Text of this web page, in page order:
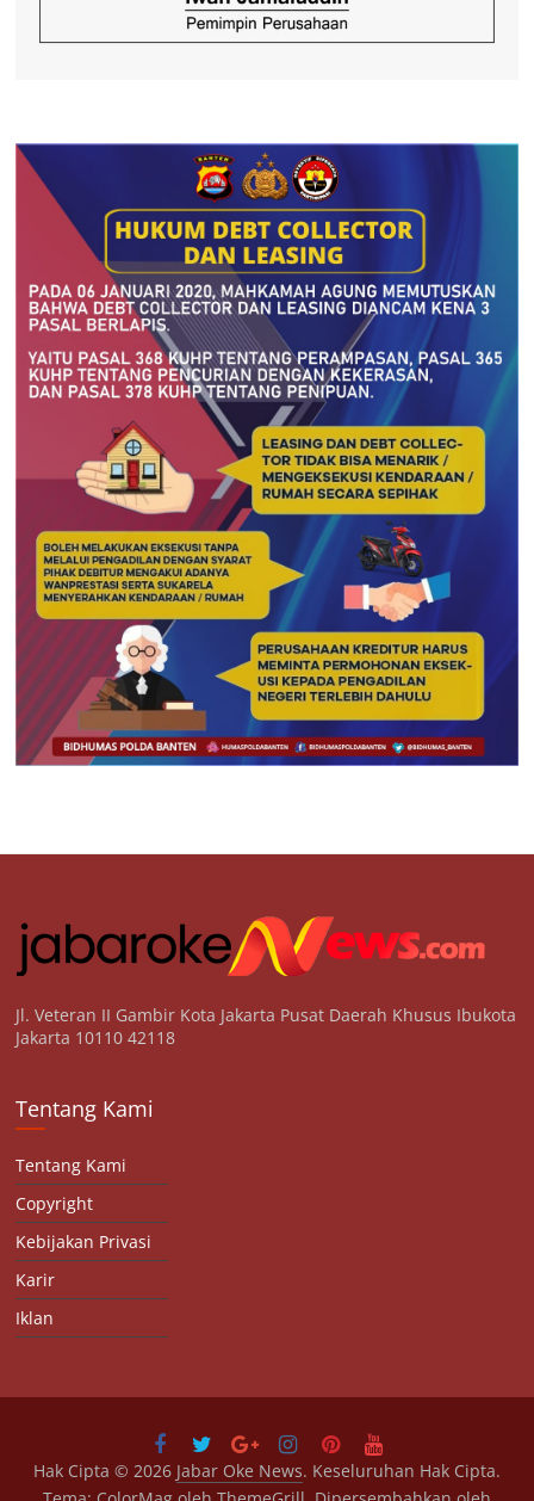
Jl. Veteran II Gambir Kota Jakarta Pusat Daerah Khusus Ibukota
Jakarta 10110 42118
Tentang Kami
Tentang Kami
Copyright
Kebijakan Privasi
Karir
Iklan
Hak Cipta © 2026 Jabar Oke News. Keseluruhan Hak Cipta.